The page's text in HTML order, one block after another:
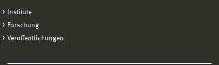
Institute
Forschung
Veröffentlichungen